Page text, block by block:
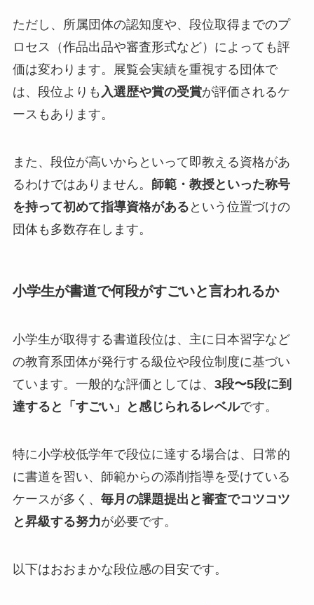
ただし、所属団体の認知度や、段位取得までのプ
ロセス（作品出品や審査形式など）によっても評
価は変わります。展覧会実績を重視する団体で
は、段位よりも 入選歴や賞の受賞が評価されるケ
ースもあります。
また、段位が高いからといって即教える資格があ
るわけではありません。 師範・教授といった称号
を持って初めて指導資格がある という位置づけの
団体も多数存在します。
小学生が書道で何段がすごいと言われるか
小学生が取得する書道段位は、主に日本習字など
の教育系団体が発行する級位や段位制度に基づい
ています。一般的な評価としては、 3段〜5段に到
達すると「すごい」と感じられるレベルです。
特に小学校低学年で段位に達する場合は、日常的
に書道を習い、師範からの添削指導を受けている
ケースが多く、 毎月の課題提出と審査でコツコツ
と昇級する努力が必要です。
以下はおおまかな段位感の目安です。